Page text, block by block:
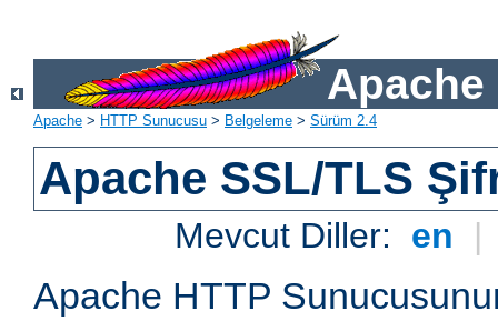
Apache
Apache > HTTP Sunucusu > Belgeleme > Sürüm 2.4
Apache SSL/TLS
Mevcut Diller: en |
Apache HTTP